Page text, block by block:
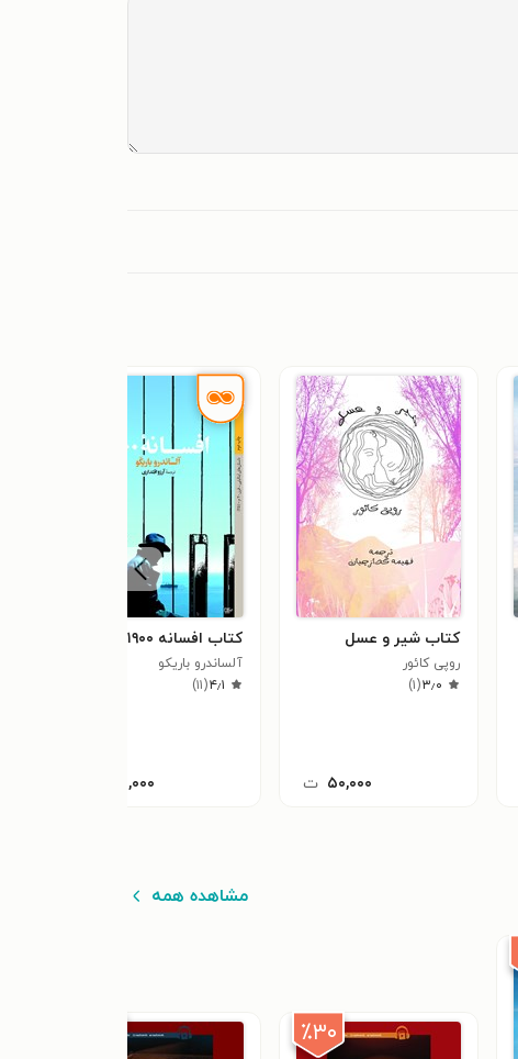
کتاب شیر و عسل
روپی کائور
۳٫۰(۱)
۵۰,۰۰۰ ت
کتاب افسانه ۱۹۰۰
آلساندرو باریکو
۴٫۱(۱۱)
۵۰,۰۰۰
مشاهده همه
٪۳۰